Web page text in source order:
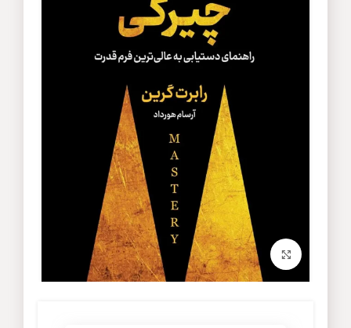
برای بزرگنمایی کلیک کنید